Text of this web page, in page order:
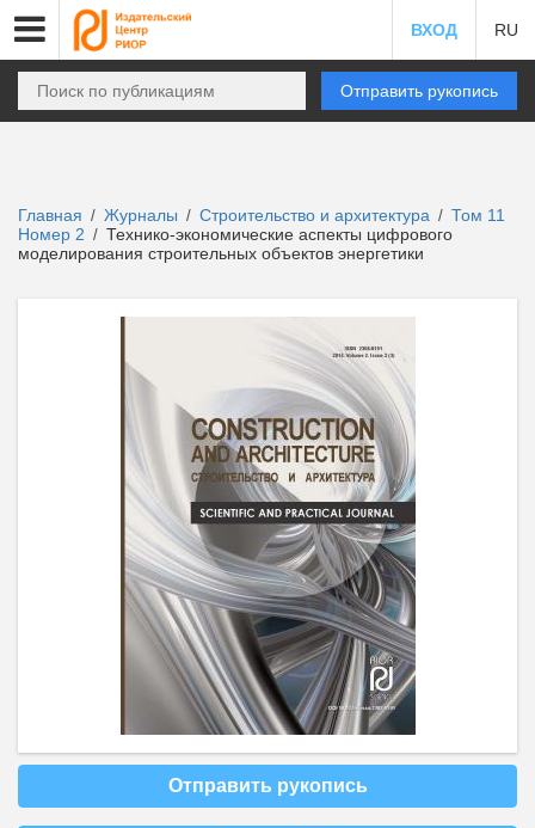
ВХОД RU
Отправить рукопись
Главная / Журналы / Строительство и архитектура / Том 11
Номер 2 / Технико-экономические аспекты цифрового
моделирования строительных объектов энергетики
Отправить рукопись